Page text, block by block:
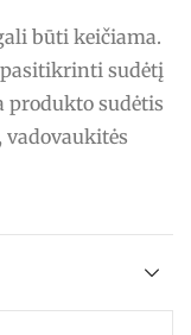
būti keičiama.
sudėtį
produkto sudėtis